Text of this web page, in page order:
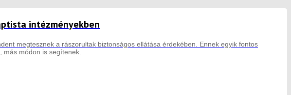
intézményekben
megtesznek a rászorultak biztonságos ellátása érdekében. Ennek egyik fontos
módon is segítenek.